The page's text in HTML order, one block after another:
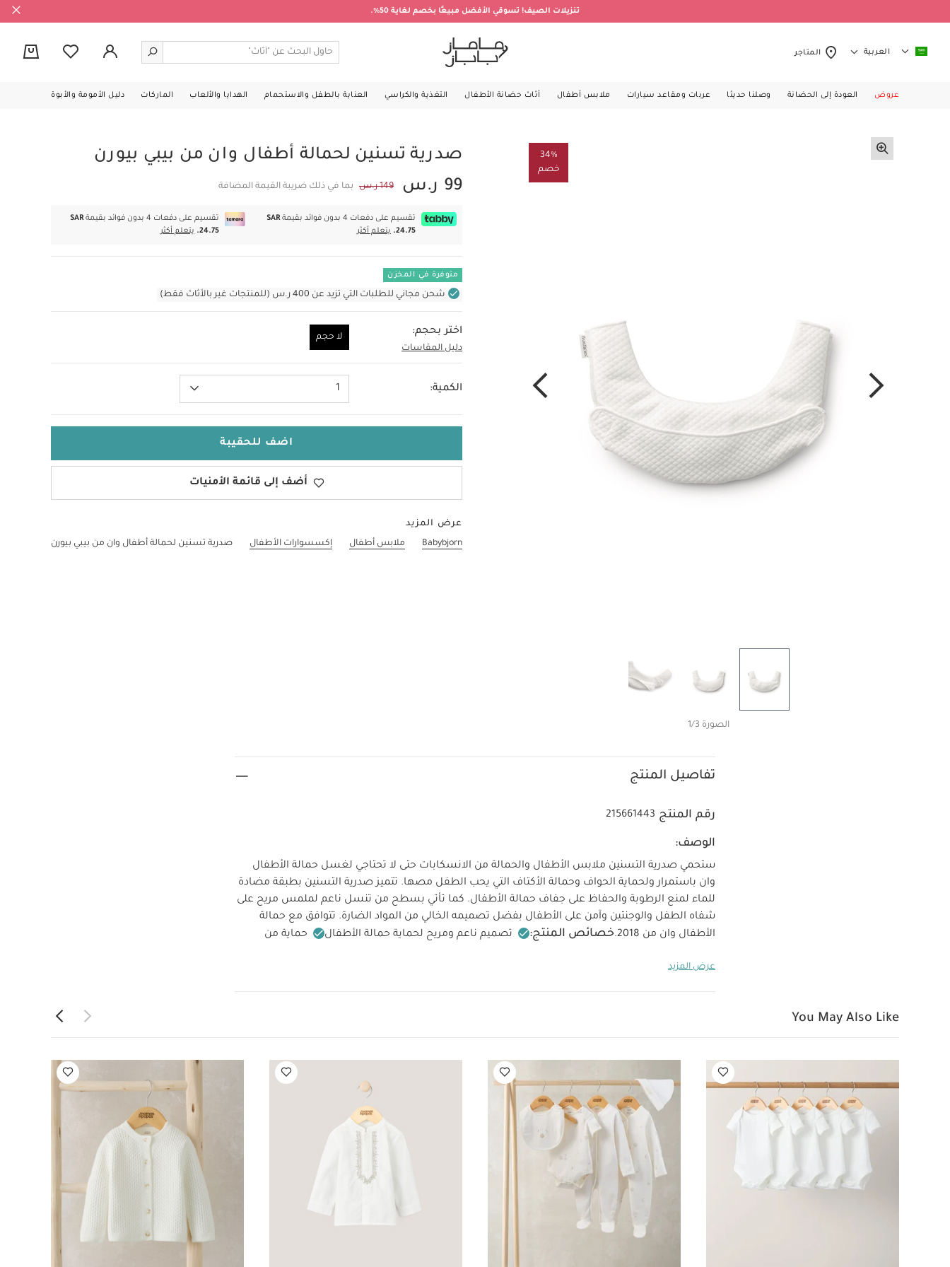
تنزيلات الصيف! تسوقي الأفضل مبيعًا بخصم لغاية 50%.
العربية المتاجر
عروض العودة إلى الحضانة وصلنا حديثا عربات ومقاعد سيارات ملابس أطفال أثاث حضانة الأطفال التغذية والكراسي العناية بالطفل والاستحمام الهدايا والألعاب الماركات دليل الأمومة والأبوة
34%
خصم
الصورة 1/3
صدرية تسنين لحمالة أطفال وان من بيبي بيورن
99 ر.س
149 ر.س بما في ذلك ضريبة القيمة المضافة
تقسيم على دفعات 4 بدون فوائد بقيمة
SAR
24.75.
يتعلم أكثر
تقسيم على دفعات 4 بدون فوائد بقيمة
SAR
24.75.
يتعلم أكثر
متوفرة في المخزن
شحن مجاني للطلبات التي تزيد عن 400 ر.س (للمنتجات غير بالأثاث فقط)
اختر بحجم:
دليل المقاسات
لا حجم
لا حجم
الكمية: 1
اضف للحقيبة
أضف إلى قائمة الأمنيات
عرض المزيد
Babybjorn
ملابس أطفال إكسسوارات الأطفال صدرية تسنين لحمالة أطفال وان من بيبي بيورن
تفاصيل المنتج
رقم المنتج 215661443
الوصف:
ستحمي صدرية التسنين ملابس الأطفال والحمالة من الانسكابات حتى لا تحتاجي لغسل حمالة الأطفال
وان باستمرار ولحماية الحواف وحمالة الأكتاف التي يحب الطفل مصها. تتميز صدرية التسنين بطبقة مضادة
للماء لمنع الرطوبة والحفاظ على جفاف حمالة الأطفال. كما تأتي بسطح من تنسل ناعم لملمس مريح على
شفاه الطفل والوجنتين وآمن على الأطفال بفضل تصميمه الخالي من المواد الضارة. تتوافق مع حمالة
الأطفال وان من 2018.
خصائص المنتج: تصميم ناعم ومريح لحماية حمالة الأطفال
حماية من
يمكن تركها مثبتة أثناء تعديل حمالة الأطفال تناسب حمالة الأطفال وان (منذ إصدار 2018 وما بعده)
قماش عضوي بلون أبيض - 5 قطع
طقم بيجامة، بودي سوت ومريلة سيليستيال لحديثي الولادة، 5 قطع
قميص مطرز
عرض المزيد
You May Also Like